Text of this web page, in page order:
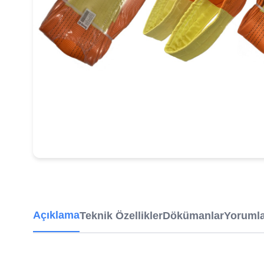
AçıklamaTeknik ÖzelliklerDökümanlar